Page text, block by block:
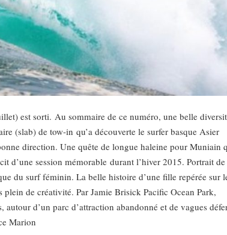
est sorti. Au sommaire de ce numéro, une belle
(slab) de tow-in qu’a découverte le surfer basque Asier
direction. Une quête de longue haleine pour Muniain
d’une session mémorable durant l’hiver 2015. Portrait de
du surf féminin. La belle histoire d’une fille repérée sur
de créativité. Par Jamie Brisick Pacific Ocean Park,
d’un parc d’attraction abandonné et de vagues
Marion